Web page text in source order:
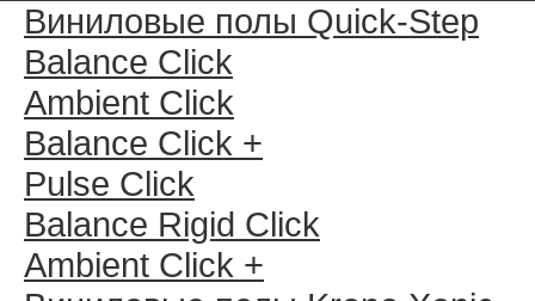
Виниловые полы Quick-Step
Balance Click
Ambient Click
Balance Click +
Pulse Click
Balance Rigid Click
Ambient Click +